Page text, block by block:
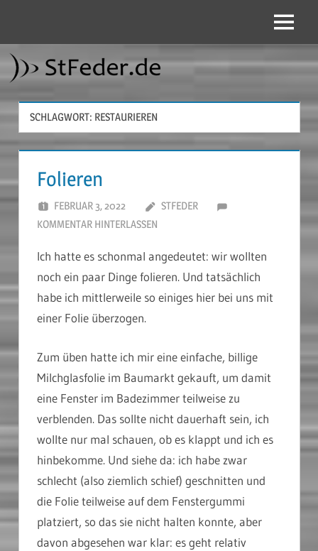
springen
Menü
SCHLAGWORT: RESTAURIEREN
Folieren
FEBRUAR 3, 2022
STFEDER
KOMMENTAR HINTERLASSEN
Ich hatte es schonmal angedeutet: wir wollten
noch ein paar Dinge folieren. Und tatsächlich
habe ich mittlerweile so einiges hier bei uns mit
einer Folie überzogen.
Zum üben hatte ich mir eine einfache, billige
Milchglasfolie im Baumarkt gekauft, um damit
eine Fenster im Badezimmer teilweise zu
verblenden. Das sollte nicht dauerhaft sein, ich
wollte nur mal schauen, ob es klappt und ich es
hinbekomme. Und siehe da: ich habe zwar
schlecht (also ziemlich schief) geschnitten und
die Folie teilweise auf dem Fenstergummi
platziert, so das sie nicht halten konnte, aber
davon abgesehen war klar: es geht relativ